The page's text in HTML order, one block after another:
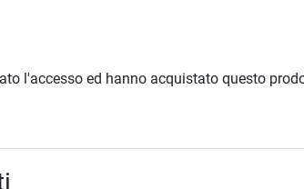
l'accesso ed hanno acquistato questo